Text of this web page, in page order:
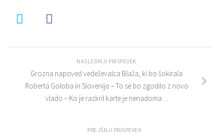
NASLEDNJI PRISPEVEK
Grozna napoved vedeževalca Blaža, ki bo šokirala
Roberta Goloba in Slovenijo – To se bo zgodilo z novo
vlado – Ko je razkril karte je nenadoma…
PREJŠNJI PRISPEVEK